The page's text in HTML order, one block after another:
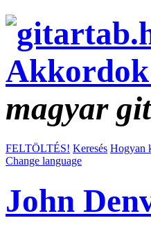
magyar
FELTÖLTÉS! Keresés Hogyan
Change language
John